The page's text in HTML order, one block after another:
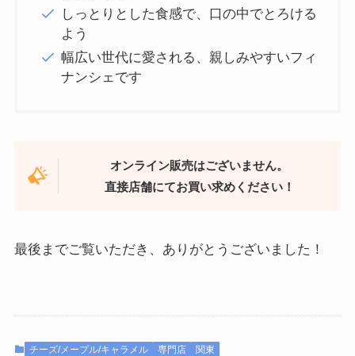
しっとりとした食感で、口の中でとろける
よう
幅広い世代に愛される、親しみやすいフィ
ナンシェです
オンライン販売はございません。
直接店舗にてお買い求めください！
最後までご覧いただき、ありがとうございました！
チーズ/メープル/キャラメル 専門店
関東